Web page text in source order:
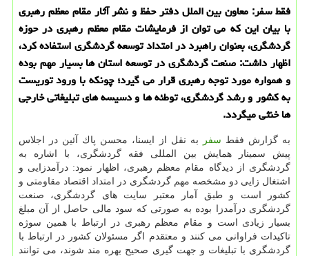
فقط سفر: معاون بین الملل دفتر حفظ و نشر آثار مقام معظم رهبری
با بیان این كه می توان از فرمایشات مقام معظم رهبری در حوزه
گردشگری، بعنوان راهبرد در امتداد توسعه گردشگری استفاده كرد،
اظهار داشت: صنعت گردشگری در توسعه استان ها بسیار مهم بوده
و همواره مورد توجه رهبری قرار می گیرد؛ چونكه با ورود توریست
به كشور و رشد گردشگری، توطئه ها و دسیسه های تبلیغاتی خارجی
ها خنثی میگردد.
به گزارش فقط سفر
به نقل از ایسنا، محسن پاك آئین در اجلاس
پیش سمینار همایش بین المللی فقه گردشگری، با اشاره به
گردشگری از دیدگاه مقام معظم رهبری، اظهار نمود: درآمدزایی و
اشتغال زایی دو مشخصه مهم گردشگری در امتداد اقتصاد مقاومتی و
كشور است و طبق آمار معتبر سایت های گردشگری، صنعت
گردشگری درآمدزا بوده به صورتی كه سود مالی حاصل از آن مبلغ
بسیار زیادی است و مقام معظم رهبری در ارتباط با همین سوژه
تاكیدات فراوانی می كنند و معتقدم اگر مسئولان كشور در ارتباط با
گردشگری با تبلیغات و جهت گیری صحیح بهره مند شوند، می توانند